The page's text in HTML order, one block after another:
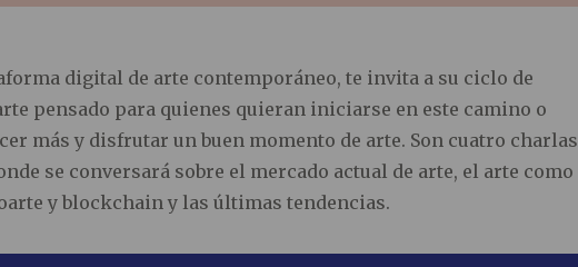
digital de arte contemporáneo, te invita a su ciclo de
pensado para quienes quieran iniciarse en este camino o
más y disfrutar un buen momento de arte. Son cuatro charlas
se conversará sobre el mercado actual de arte, el arte como
y blockchain y las últimas tendencias.